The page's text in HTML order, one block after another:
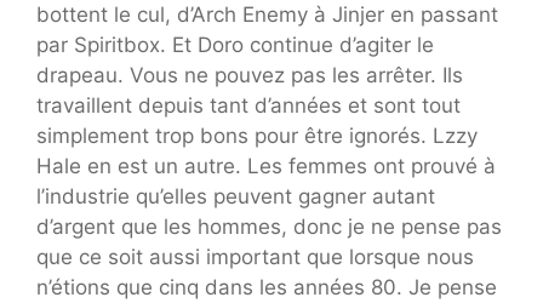
bottent le cul, d’Arch Enemy à Jinjer en passant
par Spiritbox. Et Doro continue d’agiter le
drapeau. Vous ne pouvez pas les arrêter. Ils
travaillent depuis tant d’années et sont tout
simplement trop bons pour être ignorés. Lzzy
Hale en est un autre. Les femmes ont prouvé à
l’industrie qu’elles peuvent gagner autant
d’argent que les hommes, donc je ne pense pas
que ce soit aussi important que lorsque nous
n’étions que cinq dans les années 80. Je pense